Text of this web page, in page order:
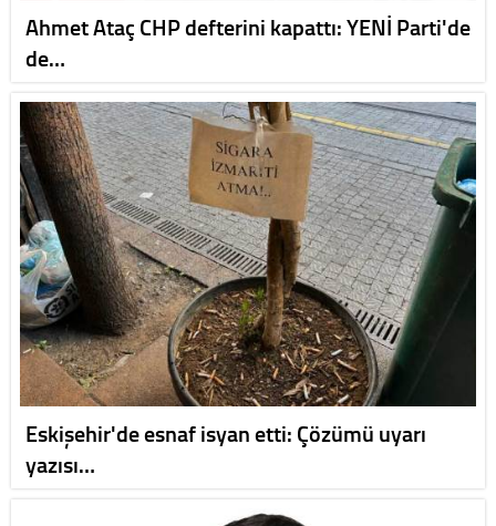
Ahmet Ataç CHP defterini kapattı: YENİ Parti'de
de…
Eskişehir'de esnaf isyan etti: Çözümü uyarı
yazısı…